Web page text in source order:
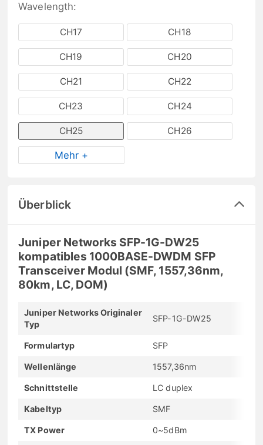
Wavelength:
CH17 CH18
CH19 CH20
CH21 CH22
CH23 CH24
CH25 CH26
Mehr +
Überblick
Juniper Networks SFP-1G-DW25
kompatibles 1000BASE-DWDM SFP
Transceiver Modul (SMF, 1557,36nm,
80km, LC, DOM)
Juniper Networks Originaler
Typ
SFP-1G-DW25
Formulartyp SFP
Wellenlänge 1557,36nm
Schnittstelle LC duplex
Kabeltyp SMF
TX Power 0~5dBm